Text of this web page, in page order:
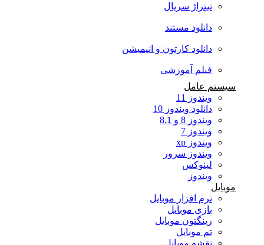
تیتراژ سریال
دانلود مستند
دانلود کارتون و انیمیشن
فیلم آموزشی
سیستم عامل
ویندوز 11
دانلود ویندوز 10
ویندوز 8 و 8.1
ویندوز 7
ویندوز xp
ویندوز سرور
لینوکس
ویندوز
موبایل
نرم افزار موبایل
بازی موبایل
رینگتون موبایل
تم موبایل
نقشه موبایل